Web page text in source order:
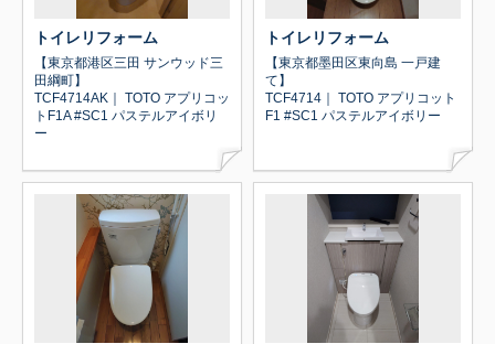
トイレリフォーム
【東京都港区三田 サンウッド三
田綱町】
TCF4714AK｜ TOTO アプリコッ
トF1A #SC1 パステルアイボリ
ー
トイレリフォーム
【東京都墨田区東向島 一戸建
て】
TCF4714｜ TOTO アプリコット
F1 #SC1 パステルアイボリー